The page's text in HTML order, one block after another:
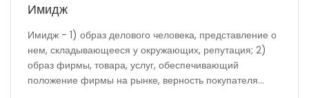
Имидж
Имидж - 1) образ делового человека, представление о
нем, складывающееся у окружающих, репутация; 2)
образ фирмы, товара, услуг, обеспечивающий
положение фирмы на рынке, верность покупателя...